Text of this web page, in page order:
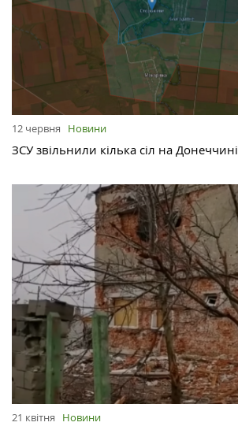
12 червня Новини
ЗСУ звільнили кілька сіл на Донеччині
21 квітня Новини